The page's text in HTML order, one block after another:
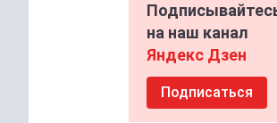
на наш канал
Яндекс Дзен
Подписаться